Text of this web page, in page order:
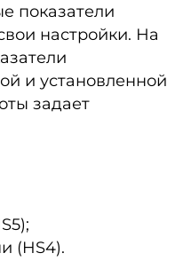
показатели
настройки. На
и установленной
задает
(HS4).